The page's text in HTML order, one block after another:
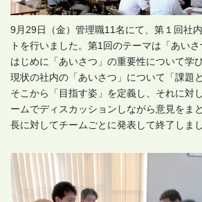
9月29日（金）管理職11名にて、第１回社
トを行いました。第1回のテーマは「あいさ
はじめに「あいさつ」の重要性について学
現状の社内の「あいさつ」について「課題
そこから「目指す姿」を定義し、それに対
ームでディスカッションしながら意見をま
長に対してチームごとに発表して終了しまし